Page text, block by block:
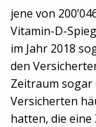
jene von
Vitamin-D-
im Jahr 2018
den
Zeitraum sogar
Versicherten
hatten, die